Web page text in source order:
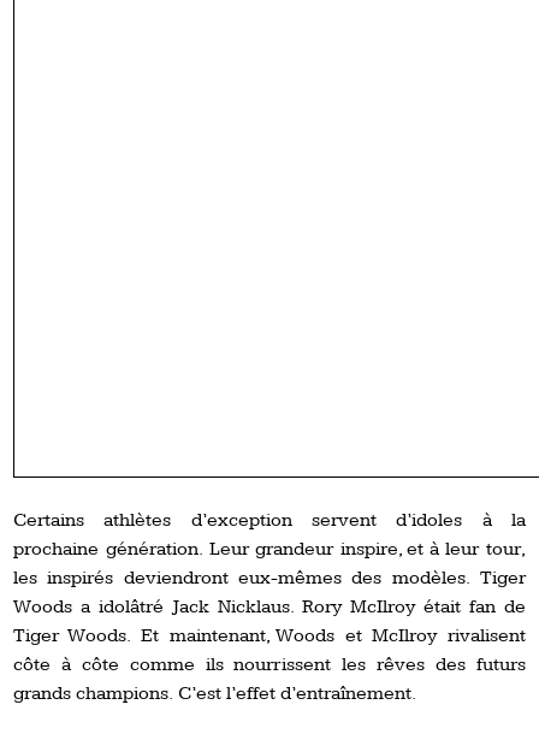
Certains athlètes d’exception servent d’idoles à la
prochaine génération. Leur grandeur inspire, et à leur tour,
les inspirés deviendront eux-mêmes des modèles. Tiger
Woods a idolâtré Jack Nicklaus. Rory McIlroy était fan de
Tiger Woods. Et maintenant, Woods et McIlroy rivalisent
côte à côte comme ils nourrissent les rêves des futurs
grands champions. C’est l’effet d’entraînement.